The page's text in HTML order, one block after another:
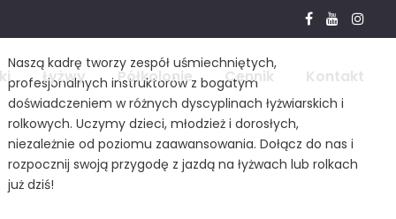
Łyżwy Półkolonie Cennik Kontakt
Naszą kadrę tworzy zespół uśmiechniętych,
profesjonalnych instruktorów z bogatym
doświadczeniem w różnych dyscyplinach łyżwiarskich i
rolkowych. Uczymy dzieci, młodzież i dorosłych,
niezależnie od poziomu zaawansowania. Dołącz do nas i
rozpocznij swoją przygodę z jazdą na łyżwach lub rolkach
już dziś!